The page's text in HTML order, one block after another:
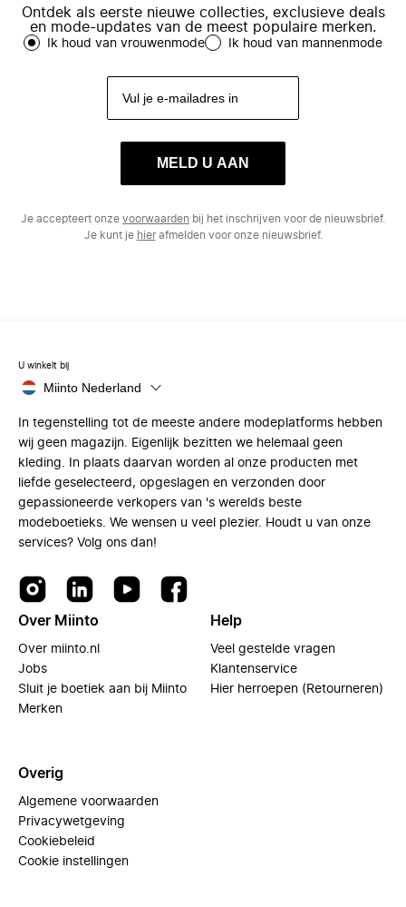
Ontdek als eerste nieuwe collecties, exclusieve deals
en mode-updates van de meest populaire merken.
Ik houd van vrouwenmode Ik houd van mannenmode
MELD U AAN
Je accepteert onze voorwaarden bij het inschrijven voor de nieuwsbrief.
Je kunt je hierafmelden voor onze nieuwsbrief.
U winkelt bij
Miinto Nederland
In tegenstelling tot de meeste andere modeplatforms hebben
wij geen magazijn. Eigenlijk bezitten we helemaal geen
kleding. In plaats daarvan worden al onze producten met
liefde geselecteerd, opgeslagen en verzonden door
gepassioneerde verkopers van 's werelds beste
modeboetieks. We wensen u veel plezier. Houdt u van onze
services? Volg ons dan!
Over Miinto
Over miinto.nl
Jobs
Sluit je boetiek aan bij Miinto
Merken
Help
Veel gestelde vragen
Klantenservice
Hier herroepen (Retourneren)
Overig
Algemene voorwaarden
Privacywetgeving
Cookiebeleid
Cookie instellingen